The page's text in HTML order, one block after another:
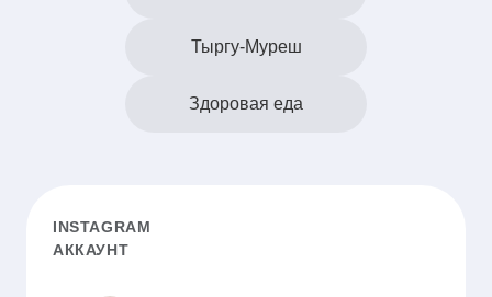
Тыргу-Муреш
Здоровая еда
INSTAGRAM
АККАУНТ